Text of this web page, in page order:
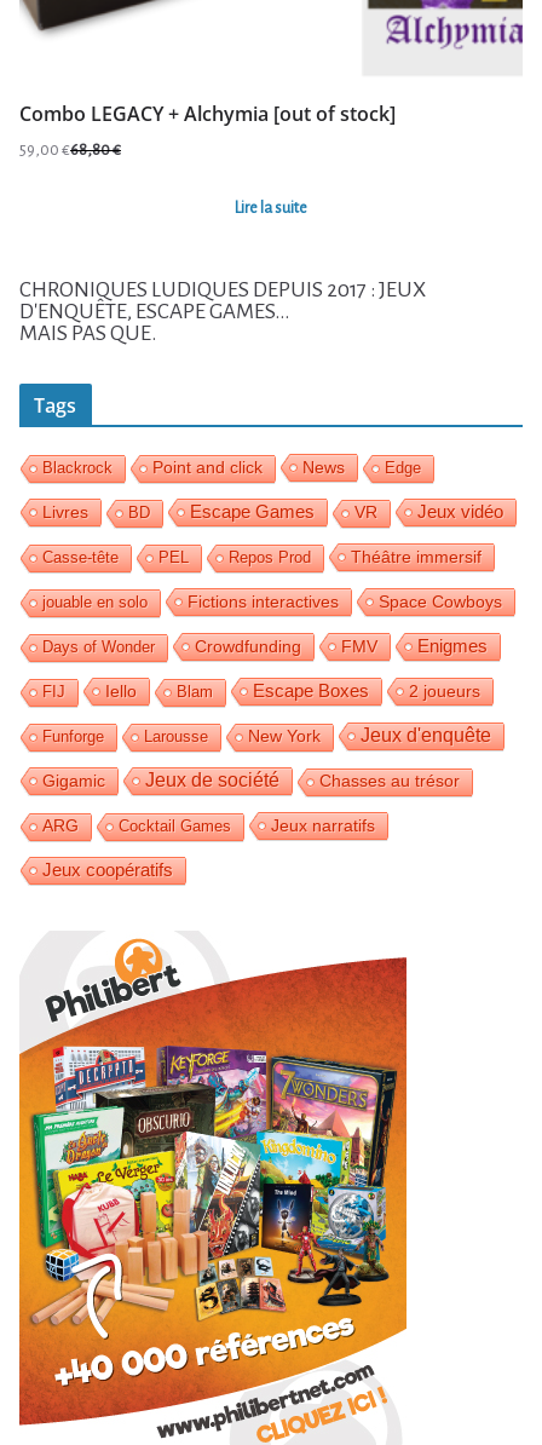
Combo LEGACY + Alchymia [out of stock]
68,80€
Le
68,80 €.
59,00 €
Le
59,00 €.
Lire la suite
CHRONIQUES LUDIQUES DEPUIS 2017 : JEUX
D'ENQUÊTE, ESCAPE GAMES...
MAIS PAS QUE.
Tags
Blackrock Point and click News Edge
Livres BD Escape Games VR Jeux vidéo
Casse-tête PEL Repos Prod Théâtre immersif
jouable en solo Fictions interactives Space Cowboys
Days of Wonder Crowdfunding FMV Enigmes
FIJ Iello Blam Escape Boxes 2 joueurs
Funforge Larousse New York Jeux d'enquête
Gigamic Jeux de société Chasses au trésor
ARG Cocktail Games Jeux narratifs
Jeux coopératifs